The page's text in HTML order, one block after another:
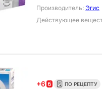
Производитель: Эгис
Действующее
+6 ПО РЕЦЕПТУ